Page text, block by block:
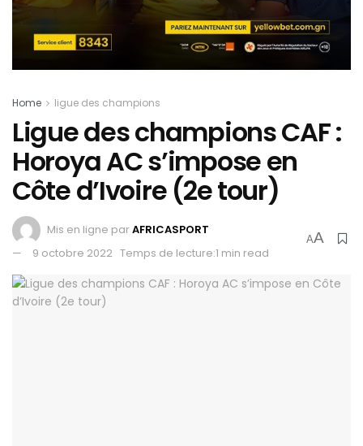
Home ligue des champions
Ligue des champions CAF :
Horoya AC s’impose en
Côte d’Ivoire (2e tour)
Mis en ligne parAFRICASPORT
9 octobre 2022 Temps de lecture:1 min read
AA